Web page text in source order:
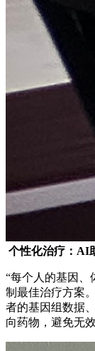
个性化治疗：AI
“每个人的基因
制最佳治疗方案
者的基因组数据
向药物，避免无